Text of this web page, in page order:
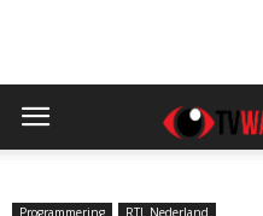
Programmering RTL Nederland